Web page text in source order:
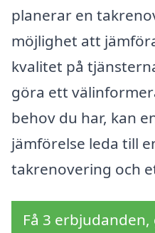
planerar en
möjlighet att
kvalitet på
göra ett
behov du har, kan
jämförelse leda till
takrenovering och
Få 3